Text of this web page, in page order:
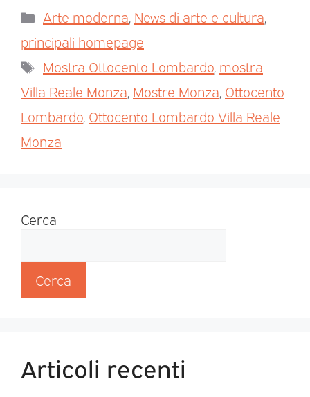
Arte moderna, News di arte e cultura,
principali homepage
Mostra Ottocento Lombardo, mostra
Villa Reale Monza, Mostre Monza, Ottocento
Lombardo, Ottocento Lombardo Villa Reale
Monza
Cerca
Cerca
Articoli recenti